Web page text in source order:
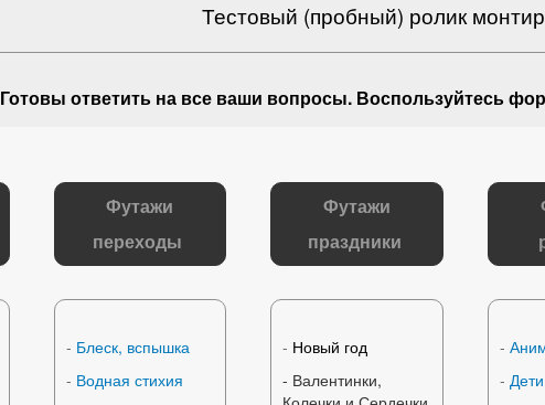
Тестовый (пробный) ролик
Готовы ответить на все ваши вопросы. Воспользуйтесь
Футажи
переходы
- Блеск, вспышка
- Водная стихия
Футажи
праздники
- Новый год
- Валентинки,
-
- Дети